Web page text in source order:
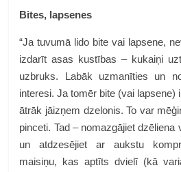
Bites, lapsenes
“Ja tuvumā lido bite vai lapsene,
izdarīt asas kustības – kukaiņi
uzbruks. Labāk uzmanīties un
interesi. Ja tomēr bite (vai lapsene)
ātrāk jāizņem dzelonis. To var
pinceti. Tad – nomazgājiet dzēliena
un atdzesējiet ar aukstu
maisiņu, kas aptīts dvielī (kā